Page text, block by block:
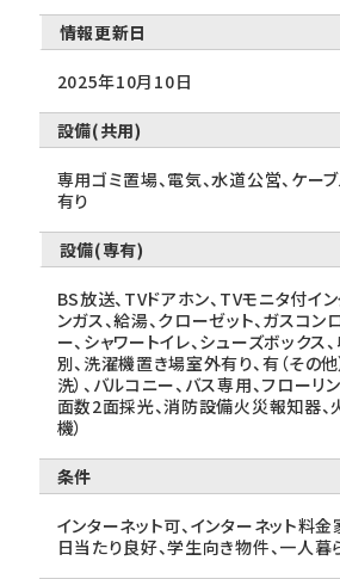
情報更新日
2025年10月10日
設備(共用)
専用ゴミ置場、電気、水道公営、ケー
有り
設備(専有)
BS放送、TVドアホン、TVモニタ付イ
ンガス、給湯、クローゼット、ガスコン
ー、シャワートイレ、シューズボックス
別、洗濯機置き場室外有り、有（その他
洗）、バルコニー、バス専用、フローリ
面数2面採光、消防設備火災報知器、
機）
条件
インターネット可、インターネット料
日当たり良好、学生向き物件、一人暮